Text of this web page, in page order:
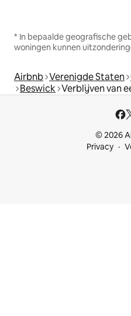
* In bepaalde geografische
woningen kunnen
Airbnb Verenigde Staten
Beswick Verblijven van
© 2026
Privacy